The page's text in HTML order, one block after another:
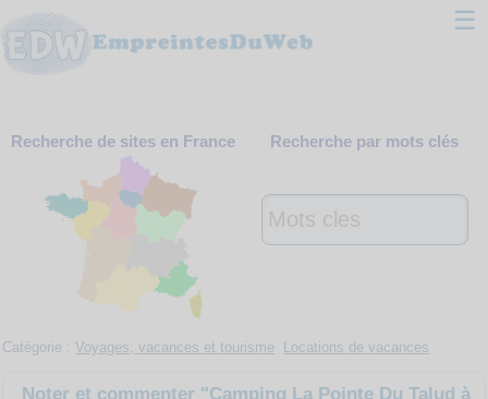
☰
Webmaster
Contact
Support
Recherche de sites en France Recherche par mots clés
Catégorie :Voyages, vacances et tourisme Locations de vacances
Noter et commenter "Camping La Pointe Du Talud à